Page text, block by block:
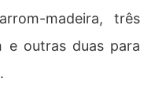
madeira, três
e outras duas para